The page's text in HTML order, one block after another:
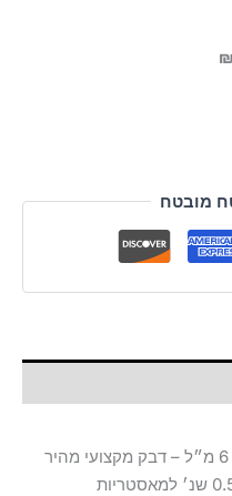
מובטח
דבק שחור Lovely Focus בנפח 6 מ״ל – דבק מקצועי מהיר
במיוחד עם מהירות הצמדה של 0.5 שנ׳ למאסטריות